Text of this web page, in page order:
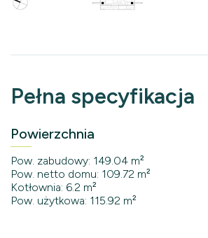
Pełna specyfikacja
Powierzchnia
Pow. zabudowy: 149.04 m²
Pow. netto domu: 109.72 m²
Kotłownia: 6.2 m²
Pow. użytkowa: 115.92 m²